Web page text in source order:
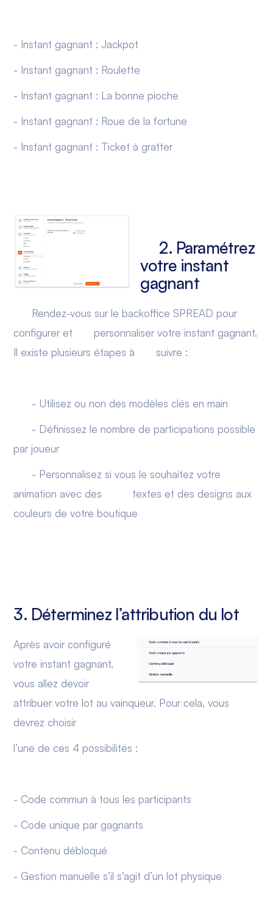
- Instant gagnant : Jackpot
- Instant gagnant : Roulette
- Instant gagnant : La bonne pioche
- Instant gagnant : Roue de la fortune
- Instant gagnant : Ticket à gratter
2. Paramétrez
votre instant
gagnant
Rendez-vous sur le backoffice SPREAD pour
configurer et personnaliser votre instant gagnant.
Il existe plusieurs étapes à suivre :
- Utilisez ou non des modèles clés en main
- Définissez le nombre de participations possible
par joueur
- Personnalisez si vous le souhaitez votre
animation avec des textes et des designs aux
couleurs de votre boutique
3. Déterminez l’attribution du lot
Après avoir configuré
votre instant gagnant,
vous allez devoir
attribuer votre lot au vainqueur. Pour cela, vous
devrez choisir
l’une de ces 4 possibilités :
- Code commun à tous les participants
- Code unique par gagnants
- Contenu débloqué
- Gestion manuelle s’il s’agit d’un lot physique